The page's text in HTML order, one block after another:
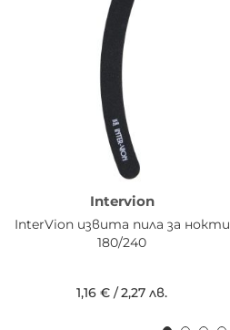
Intervion
InterVion извита пила за нокти
180/240
1,16 € /2,27 лв.